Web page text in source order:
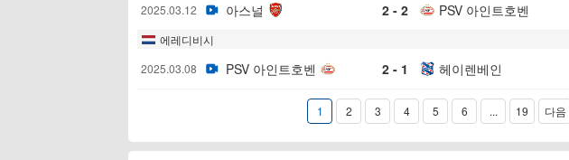
2025.03.12
아스널 2 - 2 PSV 아인트호벤
에레디비시
2025.03.08
PSV 아인트호벤 2 - 1 헤이렌베인
1 2 3 4 5 6 ... 19 다음